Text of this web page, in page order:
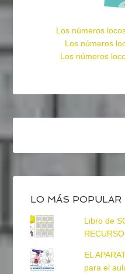
Los números
Los números
Los números
LO MÁS POPULAR
Libro de
EL
para el